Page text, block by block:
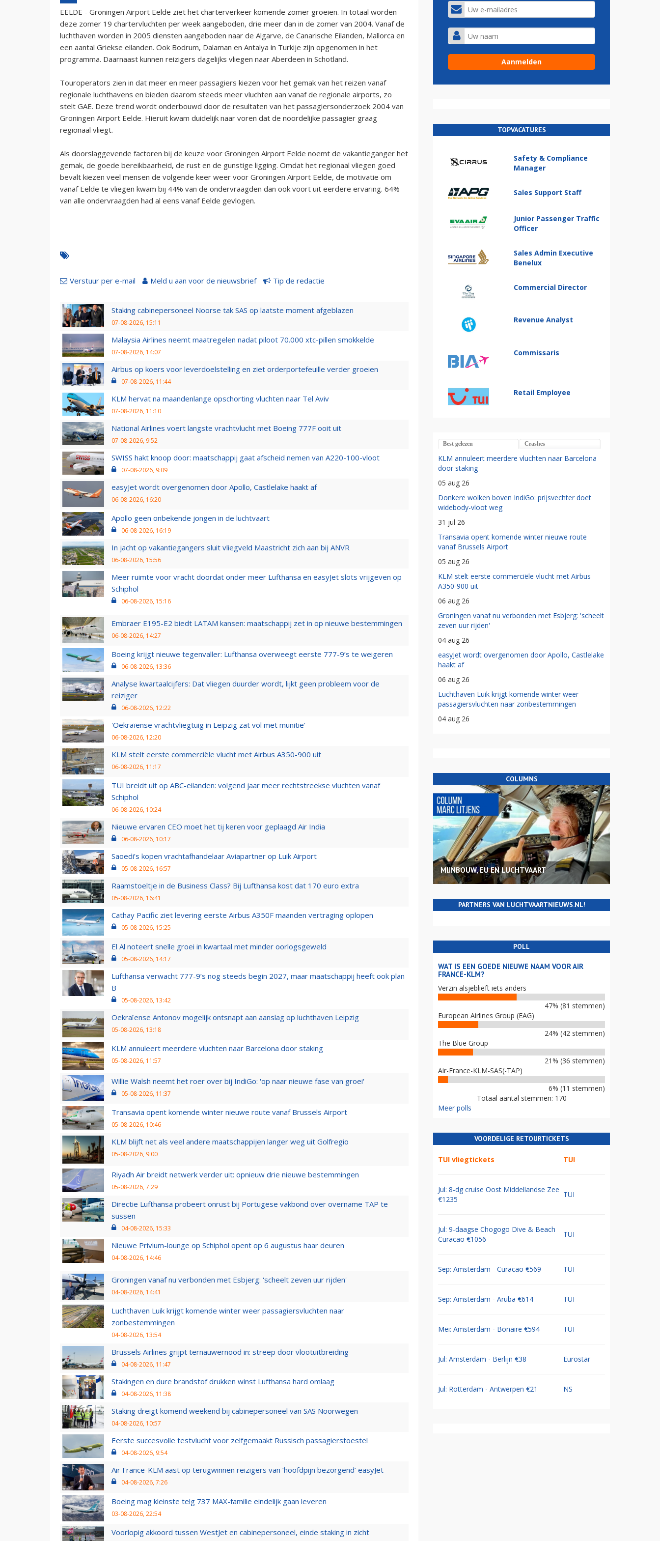
EELDE - Groningen Airport Eelde ziet het charterverkeer komende zomer groeien. In totaal worden
deze zomer 19 chartervluchten per week aangeboden, drie meer dan in de zomer van 2004. Vanaf de
luchthaven worden in 2005 diensten aangeboden naar de Algarve, de Canarische Eilanden, Mallorca en
een aantal Griekse eilanden. Ook Bodrum, Dalaman en Antalya in Turkije zijn opgenomen in het
programma. Daarnaast kunnen reizigers dagelijks vliegen naar Aberdeen in Schotland.
Touroperators zien in dat meer en meer passagiers kiezen voor het gemak van het reizen vanaf
regionale luchthavens en bieden daarom steeds meer vluchten aan vanaf de regionale airports, zo
stelt GAE. Deze trend wordt onderbouwd door de resultaten van het passagiersonderzoek 2004 van
Groningen Airport Eelde. Hieruit kwam duidelijk naar voren dat de noordelijke passagier graag
regionaal vliegt.
Als doorslaggevende factoren bij de keuze voor Groningen Airport Eelde noemt de vakantieganger het
gemak, de goede bereikbaarheid, de rust en de gunstige ligging. Omdat het regionaal vliegen goed
bevalt kiezen veel mensen de volgende keer weer voor Groningen Airport Eelde, de motivatie om
vanaf Eelde te vliegen kwam bij 44% van de ondervraagden dan ook voort uit eerdere ervaring. 64%
van alle ondervraagden had al eens vanaf Eelde gevlogen.
Verstuur per e-mail Meld u aan voor de nieuwsbrief Tip de redactie
Staking cabinepersoneel Noorse tak SAS op laatste moment afgeblazen
07-08-2026, 15:11
Malaysia Airlines neemt maatregelen nadat piloot 70.000 xtc-pillen smokkelde
07-08-2026, 14:07
Airbus op koers voor leverdoelstelling en ziet orderportefeuille verder groeien
07-08-2026, 11:44
KLM hervat na maandenlange opschorting vluchten naar Tel Aviv
07-08-2026, 11:10
National Airlines voert langste vrachtvlucht met Boeing 777F ooit uit
07-08-2026, 9:52
SWISS hakt knoop door: maatschappij gaat afscheid nemen van A220-100-vloot
07-08-2026, 9:09
easyJet wordt overgenomen door Apollo, Castlelake haakt af
06-08-2026, 16:20
Apollo geen onbekende jongen in de luchtvaart
06-08-2026, 16:19
In jacht op vakantiegangers sluit vliegveld Maastricht zich aan bij ANVR
06-08-2026, 15:56
Meer ruimte voor vracht doordat onder meer Lufthansa en easyJet slots vrijgeven op
Schiphol
06-08-2026, 15:16
Embraer E195-E2 biedt LATAM kansen: maatschappij zet in op nieuwe bestemmingen
06-08-2026, 14:27
Boeing krijgt nieuwe tegenvaller: Lufthansa overweegt eerste 777-9’s te weigeren
06-08-2026, 13:36
Analyse kwartaalcijfers: Dat vliegen duurder wordt, lijkt geen probleem voor de
reiziger
06-08-2026, 12:22
'Oekraïense vrachtvliegtuig in Leipzig zat vol met munitie'
06-08-2026, 12:20
KLM stelt eerste commerciële vlucht met Airbus A350-900 uit
06-08-2026, 11:17
TUI breidt uit op ABC-eilanden: volgend jaar meer rechtstreekse vluchten vanaf
Schiphol
06-08-2026, 10:24
Nieuwe ervaren CEO moet het tij keren voor geplaagd Air India
06-08-2026, 10:17
Saoedi’s kopen vrachtafhandelaar Aviapartner op Luik Airport
05-08-2026, 16:57
Raamstoeltje in de Business Class? Bij Lufthansa kost dat 170 euro extra
05-08-2026, 16:41
Cathay Pacific ziet levering eerste Airbus A350F maanden vertraging oplopen
05-08-2026, 15:25
El Al noteert snelle groei in kwartaal met minder oorlogsgeweld
05-08-2026, 14:17
Lufthansa verwacht 777-9’s nog steeds begin 2027, maar maatschappij heeft ook plan
B
05-08-2026, 13:42
Oekraïense Antonov mogelijk ontsnapt aan aanslag op luchthaven Leipzig
05-08-2026, 13:18
KLM annuleert meerdere vluchten naar Barcelona door staking
05-08-2026, 11:57
Willie Walsh neemt het roer over bij IndiGo: 'op naar nieuwe fase van groei'
05-08-2026, 11:37
Transavia opent komende winter nieuwe route vanaf Brussels Airport
05-08-2026, 10:46
KLM blijft net als veel andere maatschappijen langer weg uit Golfregio
05-08-2026, 9:00
Riyadh Air breidt netwerk verder uit: opnieuw drie nieuwe bestemmingen
05-08-2026, 7:29
Directie Lufthansa probeert onrust bij Portugese vakbond over overname TAP te
sussen
04-08-2026, 15:33
Nieuwe Privium-lounge op Schiphol opent op 6 augustus haar deuren
04-08-2026, 14:46
Groningen vanaf nu verbonden met Esbjerg: 'scheelt zeven uur rijden'
04-08-2026, 14:41
Luchthaven Luik krijgt komende winter weer passagiersvluchten naar
zonbestemmingen
04-08-2026, 13:54
Brussels Airlines grijpt ternauwernood in: streep door vlootuitbreiding
04-08-2026, 11:47
Stakingen en dure brandstof drukken winst Lufthansa hard omlaag
04-08-2026, 11:38
Staking dreigt komend weekend bij cabinepersoneel van SAS Noorwegen
04-08-2026, 10:57
Eerste succesvolle testvlucht voor zelfgemaakt Russisch passagierstoestel
04-08-2026, 9:54
Air France-KLM aast op terugwinnen reizigers van ‘hoofdpijn bezorgend’ easyJet
04-08-2026, 7:26
Boeing mag kleinste telg 737 MAX-familie eindelijk gaan leveren
03-08-2026, 22:54
Voorlopig akkoord tussen WestJet en cabinepersoneel, einde staking in zicht
TOPVACATURES
Safety & Compliance
Manager
Sales Support Staff
Junior Passenger Traffic
Officer
Sales Admin Executive
Benelux
Commercial Director
Revenue Analyst
Commissaris
Retail Employee
Best gelezen Crashes
KLM annuleert meerdere vluchten naar Barcelona
door staking
05 aug 26
Donkere wolken boven IndiGo: prijsvechter doet
widebody-vloot weg
31 jul 26
Transavia opent komende winter nieuwe route
vanaf Brussels Airport
05 aug 26
KLM stelt eerste commerciële vlucht met Airbus
A350-900 uit
06 aug 26
Groningen vanaf nu verbonden met Esbjerg: 'scheelt
zeven uur rijden'
04 aug 26
easyJet wordt overgenomen door Apollo, Castlelake
haakt af
06 aug 26
Luchthaven Luik krijgt komende winter weer
passagiersvluchten naar zonbestemmingen
04 aug 26
COLUMNS
MIJNBOUW, EU EN LUCHTVAART
PARTNERS VAN LUCHTVAARTNIEUWS.NL!
POLL
WAT IS EEN GOEDE NIEUWE NAAM VOOR AIR
FRANCE-KLM?
Verzin alsjeblieft iets anders
47% (81 stemmen)
European Airlines Group (EAG)
24% (42 stemmen)
The Blue Group
21% (36 stemmen)
Air-France-KLM-SAS(-TAP)
6% (11 stemmen)
Totaal aantal stemmen: 170
Meer polls
VOORDELIGE RETOURTICKETS
TUI vliegtickets TUI
Jul: 8-dg cruise Oost Middellandse Zee
€1235
TUI
Jul: 9-daagse Chogogo Dive & Beach
Curacao €1056
TUI
Sep: Amsterdam - Curacao €569 TUI
Sep: Amsterdam - Aruba €614 TUI
Mei: Amsterdam - Bonaire €594 TUI
Jul: Amsterdam - Berlijn €38 Eurostar
Jul: Rotterdam - Antwerpen €21 NS